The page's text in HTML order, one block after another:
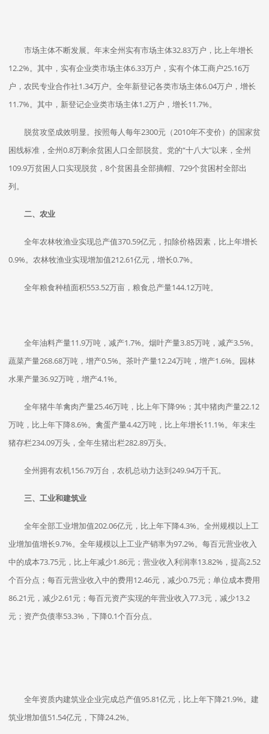
市场主体不断发展。年末全州实有市场主体32.83万户，比上年增长
12.2%。其中，实有企业类市场主体6.33万户，实有个体工商户25.16万
户，农民专业合作社1.34万户。全年新登记各类市场主体6.04万户，增长
11.7%。其中，新登记企业类市场主体1.2万户，增长11.7%。
脱贫攻坚成效明显。按照每人每年2300元（2010年不变价）的国家贫
困线标准，全州0.8万剩余贫困人口全部脱贫。党的“十八大”以来，全州
109.9万贫困人口实现脱贫，8个贫困县全部摘帽、729个贫困村全部出
列。
二、农业
全年农林牧渔业实现总产值370.59亿元，扣除价格因素，比上年增长
0.9%。农林牧渔业实现增加值212.61亿元，增长0.7%。
全年粮食种植面积553.52万亩，粮食总产量144.12万吨。
全年油料产量11.9万吨，减产1.7%。烟叶产量3.85万吨，减产3.5%。
蔬菜产量268.68万吨，增产0.5%。茶叶产量12.24万吨，增产1.6%。园林
水果产量36.92万吨，增产4.1%。
全年猪牛羊禽肉产量25.46万吨，比上年下降9%；其中猪肉产量22.12
万吨，比上年下降8.6%。禽蛋产量4.42万吨，比上年增长11.1%。年末生
猪存栏234.09万头，全年生猪出栏282.89万头。
全州拥有农机156.79万台，农机总动力达到249.94万千瓦。
三、工业和建筑业
全年全部工业增加值202.06亿元，比上年下降4.3%。全州规模以上工
业增加值增长9.7%。全年规模以上工业产销率为97.2%。每百元营业收入
中的成本73.75元，比上年减少1.86元；营业收入利润率13.82%，提高2.52
个百分点；每百元营业收入中的费用12.46元，减少0.75元；单位成本费用
86.21元，减少2.61元；每百元资产实现的年营业收入77.3元，减少13.2
元；资产负债率53.3%，下降0.1个百分点。
全年资质内建筑业企业完成总产值95.81亿元，比上年下降21.9%。建
筑业增加值51.54亿元，下降24.2%。